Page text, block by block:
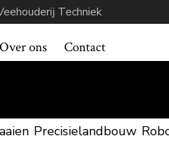
Techniek
Over ons Contact
Precisielandbouw